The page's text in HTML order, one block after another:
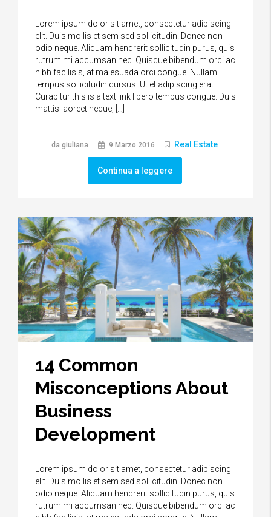
Lorem ipsum dolor sit amet, consectetur adipiscing
elit. Duis mollis et sem sed sollicitudin. Donec non
odio neque. Aliquam hendrerit sollicitudin purus, quis
rutrum mi accumsan nec. Quisque bibendum orci ac
nibh facilisis, at malesuada orci congue. Nullam
tempus sollicitudin cursus. Ut et adipiscing erat.
Curabitur this is a text link libero tempus congue. Duis
mattis laoreet neque, […]
da giuliana 9 Marzo 2016 Real Estate
Continua a leggere
14 Common
Misconceptions About
Business
Development
Lorem ipsum dolor sit amet, consectetur adipiscing
elit. Duis mollis et sem sed sollicitudin. Donec non
odio neque. Aliquam hendrerit sollicitudin purus, quis
rutrum mi accumsan nec. Quisque bibendum orci ac